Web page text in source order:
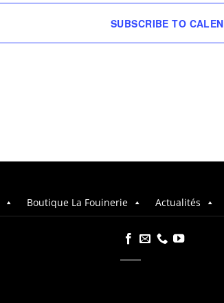
SUBSCRIBE TO
Boutique La Fouinerie Actualités